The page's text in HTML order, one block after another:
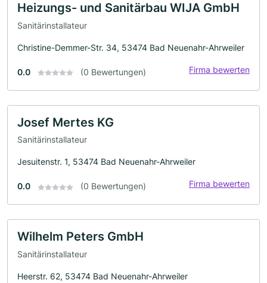
Heizungs- und Sanitärbau WIJA GmbH
Sanitärinstallateur
Christine-Demmer-Str. 34, 53474 Bad Neuenahr-Ahrweiler
0.0 (0 Bewertungen) Firma bewerten
Josef Mertes KG
Sanitärinstallateur
Jesuitenstr. 1, 53474 Bad Neuenahr-Ahrweiler
0.0 (0 Bewertungen) Firma bewerten
Wilhelm Peters GmbH
Sanitärinstallateur
Heerstr. 62, 53474 Bad Neuenahr-Ahrweiler